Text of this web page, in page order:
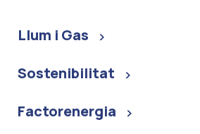
Llum i Gas
Sostenibilitat
Factorenergia